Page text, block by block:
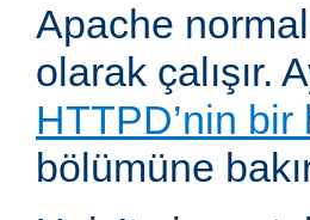
Apache
olarak çalışır.
HTTPD’nin bir
bölümüne